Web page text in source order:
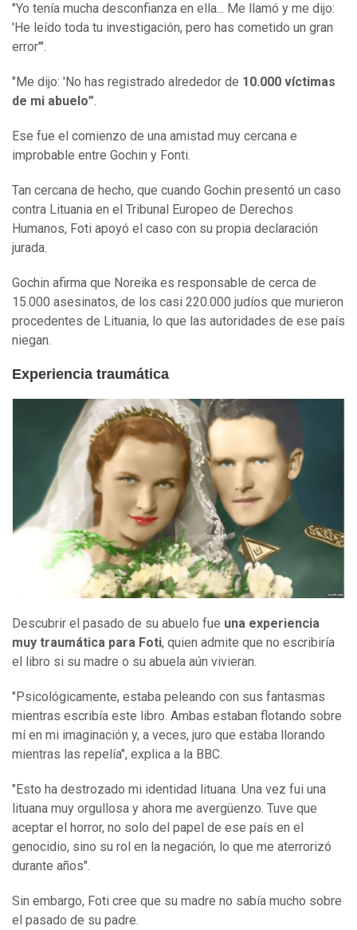
"Yo tenía mucha desconfianza en ella... Me llamó y me dijo:
'He leído toda tu investigación, pero has cometido un gran
error'".
"Me dijo: 'No has registrado alrededor de 10.000 víctimas
de mi abuelo'".
Ese fue el comienzo de una amistad muy cercana e
improbable entre Gochin y Fonti.
Tan cercana de hecho, que cuando Gochin presentó un caso
contra Lituania en el Tribunal Europeo de Derechos
Humanos, Foti apoyó el caso con su propia declaración
jurada.
Gochin afirma que Noreika es responsable de cerca de
15.000 asesinatos, de los casi 220.000 judíos que murieron
procedentes de Lituania, lo que las autoridades de ese país
niegan.
Experiencia traumática
Descubrir el pasado de su abuelo fue una experiencia
muy traumática para Foti, quien admite que no escribiría
el libro si su madre o su abuela aún vivieran.
"Psicológicamente, estaba peleando con sus fantasmas
mientras escribía este libro. Ambas estaban flotando sobre
mí en mi imaginación y, a veces, juro que estaba llorando
mientras las repelía", explica a la BBC.
"Esto ha destrozado mi identidad lituana. Una vez fui una
lituana muy orgullosa y ahora me avergüenzo. Tuve que
aceptar el horror, no solo del papel de ese país en el
genocidio, sino su rol en la negación, lo que me aterrorizó
durante años".
Sin embargo, Foti cree que su madre no sabía mucho sobre
el pasado de su padre.